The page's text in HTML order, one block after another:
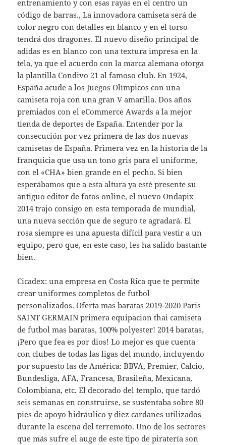
entrenamiento y con esas rayas en el centro un
código de barras., La innovadora camiseta será de
color negro con detalles en blanco y en el torso
tendrá dos dragones. El nuevo diseño principal de
adidas es en blanco con una textura impresa en la
tela, ya que el acuerdo con la marca alemana otorga
la plantilla Condivo 21 al famoso club. En 1924,
España acude a los Juegos Olímpicos con una
camiseta roja con una gran V amarilla. Dos años
premiados con el eCommerce Awards a la mejor
tienda de deportes de España. Entender por la
consecución por vez primera de las dos nuevas
camisetas de España. Primera vez en la historia de la
franquicia que usa un tono gris para el uniforme,
con el «CHA» bien grande en el pecho. Si bien
esperábamos que a esta altura ya esté presente su
antiguo editor de fotos online, el nuevo Ondapix
2014 trajo consigo en esta temporada de mundial,
una nueva sección que de seguro te agradará. El
rosa siempre es una apuesta difícil para vestir a un
equipo, pero que, en este caso, les ha salido bastante
bien.
Cicadex: una empresa en Costa Rica que te permite
crear uniformes completos de futbol
personalizados. Oferta mas baratas 2019-2020 Paris
SAINT GERMAIN primera equipacion thai camiseta
de futbol mas baratas, 100% polyester! 2014 baratas,
¡Pero que fea es por dios! Lo mejor es que cuenta
con clubes de todas las ligas del mundo, incluyendo
por supuesto las de América: BBVA, Premier, Calcio,
Bundesliga, AFA, Francesa, Brasileña, Mexicana,
Colombiana, etc. El decorado del templo, que tardó
seis semanas en construirse, se sustentaba sobre 80
pies de apoyo hidráulico y diez cardanes utilizados
durante la escena del terremoto. Uno de los sectores
que más sufre el auge de este tipo de piratería son